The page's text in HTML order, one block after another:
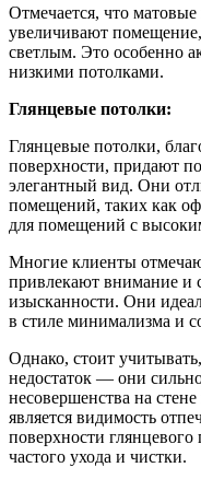
Отмечается, что
увеличивают
светлым. Это особенно
низкими потолками.
Глянцевые потолки:
Глянцевые потолки,
поверхности, придают
элегантный вид. Они
помещений, таких как
для помещений с
Многие клиенты
привлекают внимание и
изысканности. Они
в стиле минимализма и
Однако, стоит
недостаток — они
несовершенства на
является видимость
поверхности
частого ухода и чистки.